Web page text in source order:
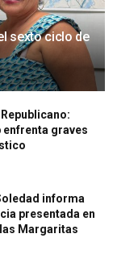
sexto ciclo de
graves
informa
presentada en
Margaritas